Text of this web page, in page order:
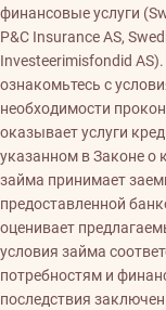
финансовые услуги
P&C Insurance AS,
Investeerimisfondid
ознакомьтесь с
необходимости
оказывает услуги
указанном в Законе о
займа принимает
предоставленной
оценивает
условия займа
потребностям и
последствия